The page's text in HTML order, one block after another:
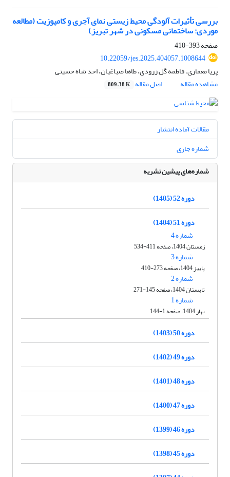
بررسی تأثیرات آلودگی محیط‌‌ زیستی نمای آجری و کامپوزیت (مطالعه
موردی: ساختمانی مسکونی در شهر تبریز)
صفحه393-410
10.22059/jes.2025.404057.1008644
پریا معماری، فاطمه گل زرودی، طاها صباغیان، احد شاه حسینی
مشاهده مقاله
اصل مقاله 809.38 K
مقالات آماده انتشار
شماره جاری
شماره‌های پیشین نشریه
دوره 52 (1405)
دوره 51 (1404)
شماره 4
زمستان 1404، صفحه 411-534
شماره 3
پاییز 1404، صفحه 273-410
شماره 2
تابستان 1404، صفحه 145-271
شماره 1
بهار 1404، صفحه 1-144
دوره 50 (1403)
دوره 49 (1402)
دوره 48 (1401)
دوره 47 (1400)
دوره 46 (1399)
دوره 45 (1398)